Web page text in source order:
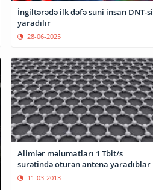
İngiltərədə ilk dəfə süni insan DNT-si
yaradılır
28-06-2025
Alimlər məlumatları 1 Tbit/s
sürətində ötürən antena yaradıblar
11-03-2013